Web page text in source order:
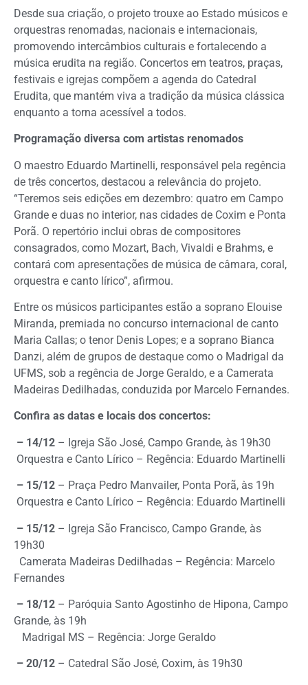
Desde sua criação, o projeto trouxe ao Estado músicos e
orquestras renomadas, nacionais e internacionais,
promovendo intercâmbios culturais e fortalecendo a
música erudita na região. Concertos em teatros, praças,
festivais e igrejas compõem a agenda do Catedral
Erudita, que mantém viva a tradição da música clássica
enquanto a torna acessível a todos.
Programação diversa com artistas renomados
O maestro Eduardo Martinelli, responsável pela regência
de três concertos, destacou a relevância do projeto.
“Teremos seis edições em dezembro: quatro em Campo
Grande e duas no interior, nas cidades de Coxim e Ponta
Porã. O repertório inclui obras de compositores
consagrados, como Mozart, Bach, Vivaldi e Brahms, e
contará com apresentações de música de câmara, coral,
orquestra e canto lírico”, afirmou.
Entre os músicos participantes estão a soprano Elouise
Miranda, premiada no concurso internacional de canto
Maria Callas; o tenor Denis Lopes; e a soprano Bianca
Danzi, além de grupos de destaque como o Madrigal da
UFMS, sob a regência de Jorge Geraldo, e a Camerata
Madeiras Dedilhadas, conduzida por Marcelo Fernandes.
Confira as datas e locais dos concertos:
– 14/12 – Igreja São José, Campo Grande, às 19h30
Orquestra e Canto Lírico – Regência: Eduardo Martinelli
– 15/12 – Praça Pedro Manvailer, Ponta Porã, às 19h
Orquestra e Canto Lírico – Regência: Eduardo Martinelli
– 15/12 – Igreja São Francisco, Campo Grande, às
19h30
Camerata Madeiras Dedilhadas – Regência: Marcelo
Fernandes
– 18/12 – Paróquia Santo Agostinho de Hipona, Campo
Grande, às 19h
Madrigal MS – Regência: Jorge Geraldo
– 20/12 – Catedral São José, Coxim, às 19h30